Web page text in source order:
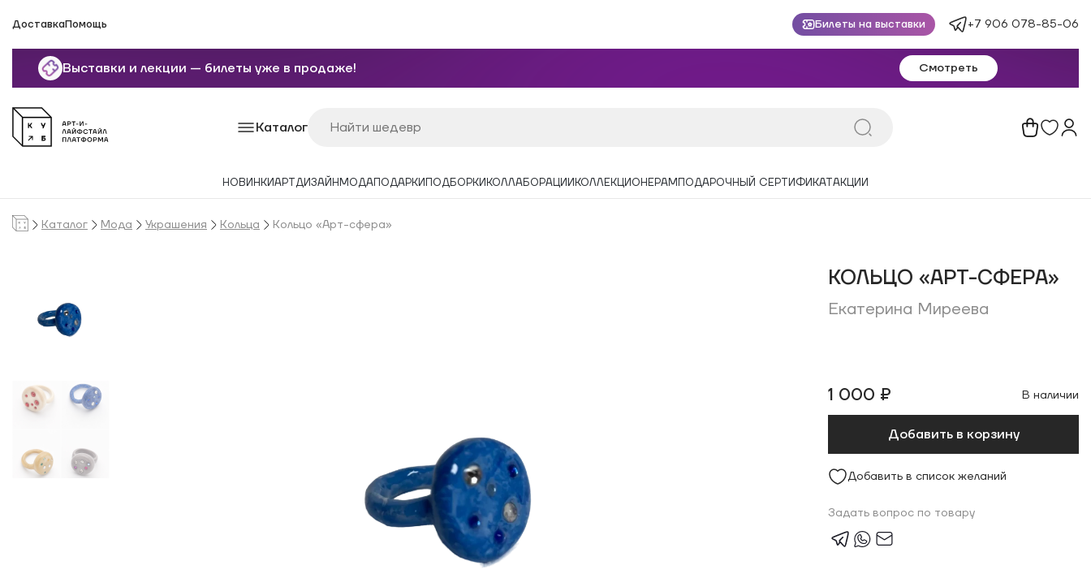
ДоставкаПомощь Билеты на выставки +7 906 078-85-06
Выставки и лекции — билеты уже в продаже! Смотреть
Каталог
НОВИНКИАРТДИЗАЙН МОДАПОДАРКИ ПОДБОРКИ КОЛЛАБОРАЦИИ КОЛЛЕКЦИОНЕРАМ ПОДАРОЧНЫЙ СЕРТИФИКАТАКЦИИ
Каталог Мода Украшения Кольца Кольцо «Арт-сфера»
КОЛЬЦО «АРТ-СФЕРА»
Екатерина Миреева
1 000 ₽ В наличии
Добавить в корзину
Добавить в список желаний
Задать вопрос по товару